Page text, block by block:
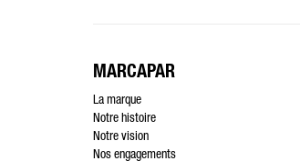
MARCAPAR
La marque
Notre histoire
Notre vision
Nos engagements